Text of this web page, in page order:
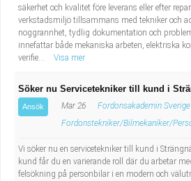
säkerhet och kvalitet före leverans eller efter
verkstadsmiljö tillsammans med tekniker och
noggrannhet, tydlig dokumentation och
innefattar både mekaniska arbeten, elektriska
verifie...
Visa mer
Söker nu Servicetekniker till kund i
Ansök Mar 26
Fordonsakademin
Fordonstekniker/Bilmekaniker/
Vi söker nu en servicetekniker till kund i
kund får du en varierande roll där du arbetar
felsökning på personbilar i en modern och